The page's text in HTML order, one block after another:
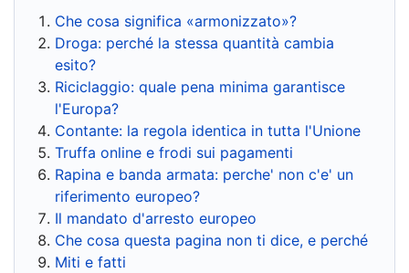
Che cosa significa «armonizzato»?
Droga: perché la stessa quantità cambia
esito?
Riciclaggio: quale pena minima garantisce
l'Europa?
Contante: la regola identica in tutta l'Unione
Truffa online e frodi sui pagamenti
Rapina e banda armata: perche' non c'e' un
riferimento europeo?
Il mandato d'arresto europeo
Che cosa questa pagina non ti dice, e perché
Miti e fatti